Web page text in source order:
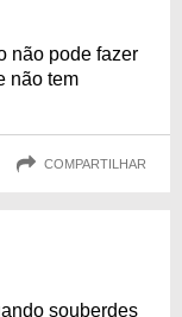
não pode fazer
não tem
COMPARTILHAR
souberdes